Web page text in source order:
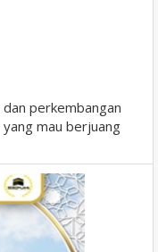
perkembangan
mau berjuang